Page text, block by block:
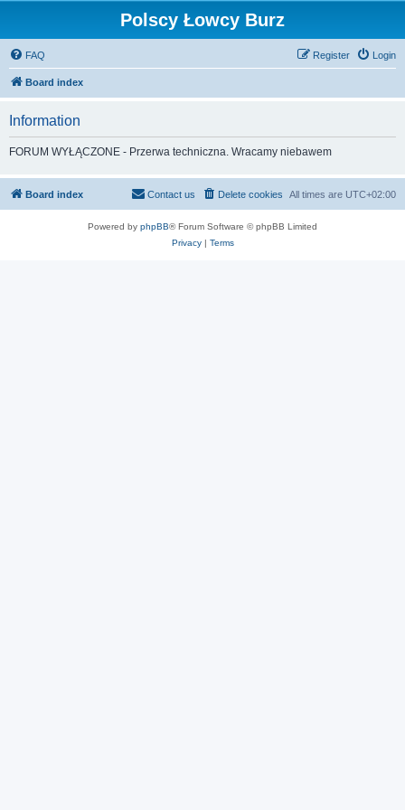
Polscy Łowcy Burz
FAQ Login
Register
Board index
Information
FORUM WYŁĄCZONE - Przerwa techniczna. Wracamy niebawem
Board index All times are UTC+02:00
Delete cookies
Contact us
Powered by phpBB® Forum Software © phpBB Limited
Privacy| Terms